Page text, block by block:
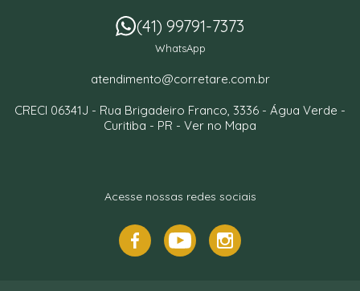
(41) 99791-7373
WhatsApp
atendimento@corretare.com.br
CRECI 06341J - Rua Brigadeiro Franco, 3336 - Água Verde -
Curitiba - PR - Ver no Mapa
Acesse nossas redes sociais